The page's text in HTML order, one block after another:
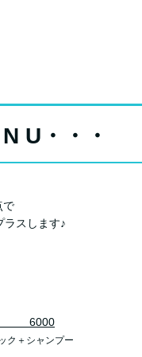
U・・・
で
ラスします♪
6000
ク＋シャンプー